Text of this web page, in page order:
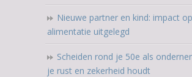
Nieuwe partner en kind: impact op
alimentatie uitgelegd
Scheiden rond je 50e als
je rust en zekerheid houdt